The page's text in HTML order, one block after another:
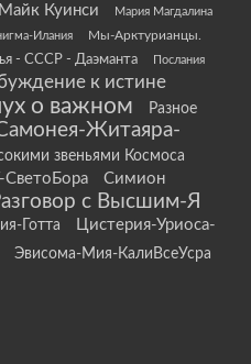
Майк Куинси Мария Магдалина
Илания
Мы-Арктурианцы.
- СССР - Даэманта
Послания
к истине
о важном Разное
Житаяра-
звеньями Космоса
СветоБора Симион
с Высшим-Я
Готта
Цистерия-Уриоса-
Эвисома-Мия-КалиВсеУсра